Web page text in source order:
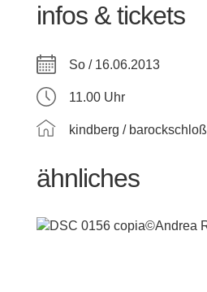
infos & tickets
So / 16.06.2013
11.00 Uhr
kindberg / barockschloß
ähnliches